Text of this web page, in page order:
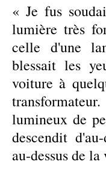
« Je fus
lumière très
celle d'une
blessait les
voiture à
lumineux de
descendit
au-dessus de